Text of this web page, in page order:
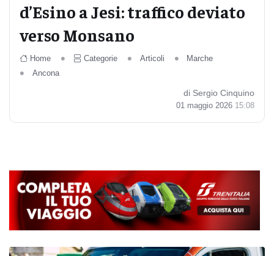
d’Esino a Jesi: traffico deviato
verso Monsano
Home Categorie Articoli
Marche
Ancona
di Sergio Cinquino
01 maggio 2026 15:08